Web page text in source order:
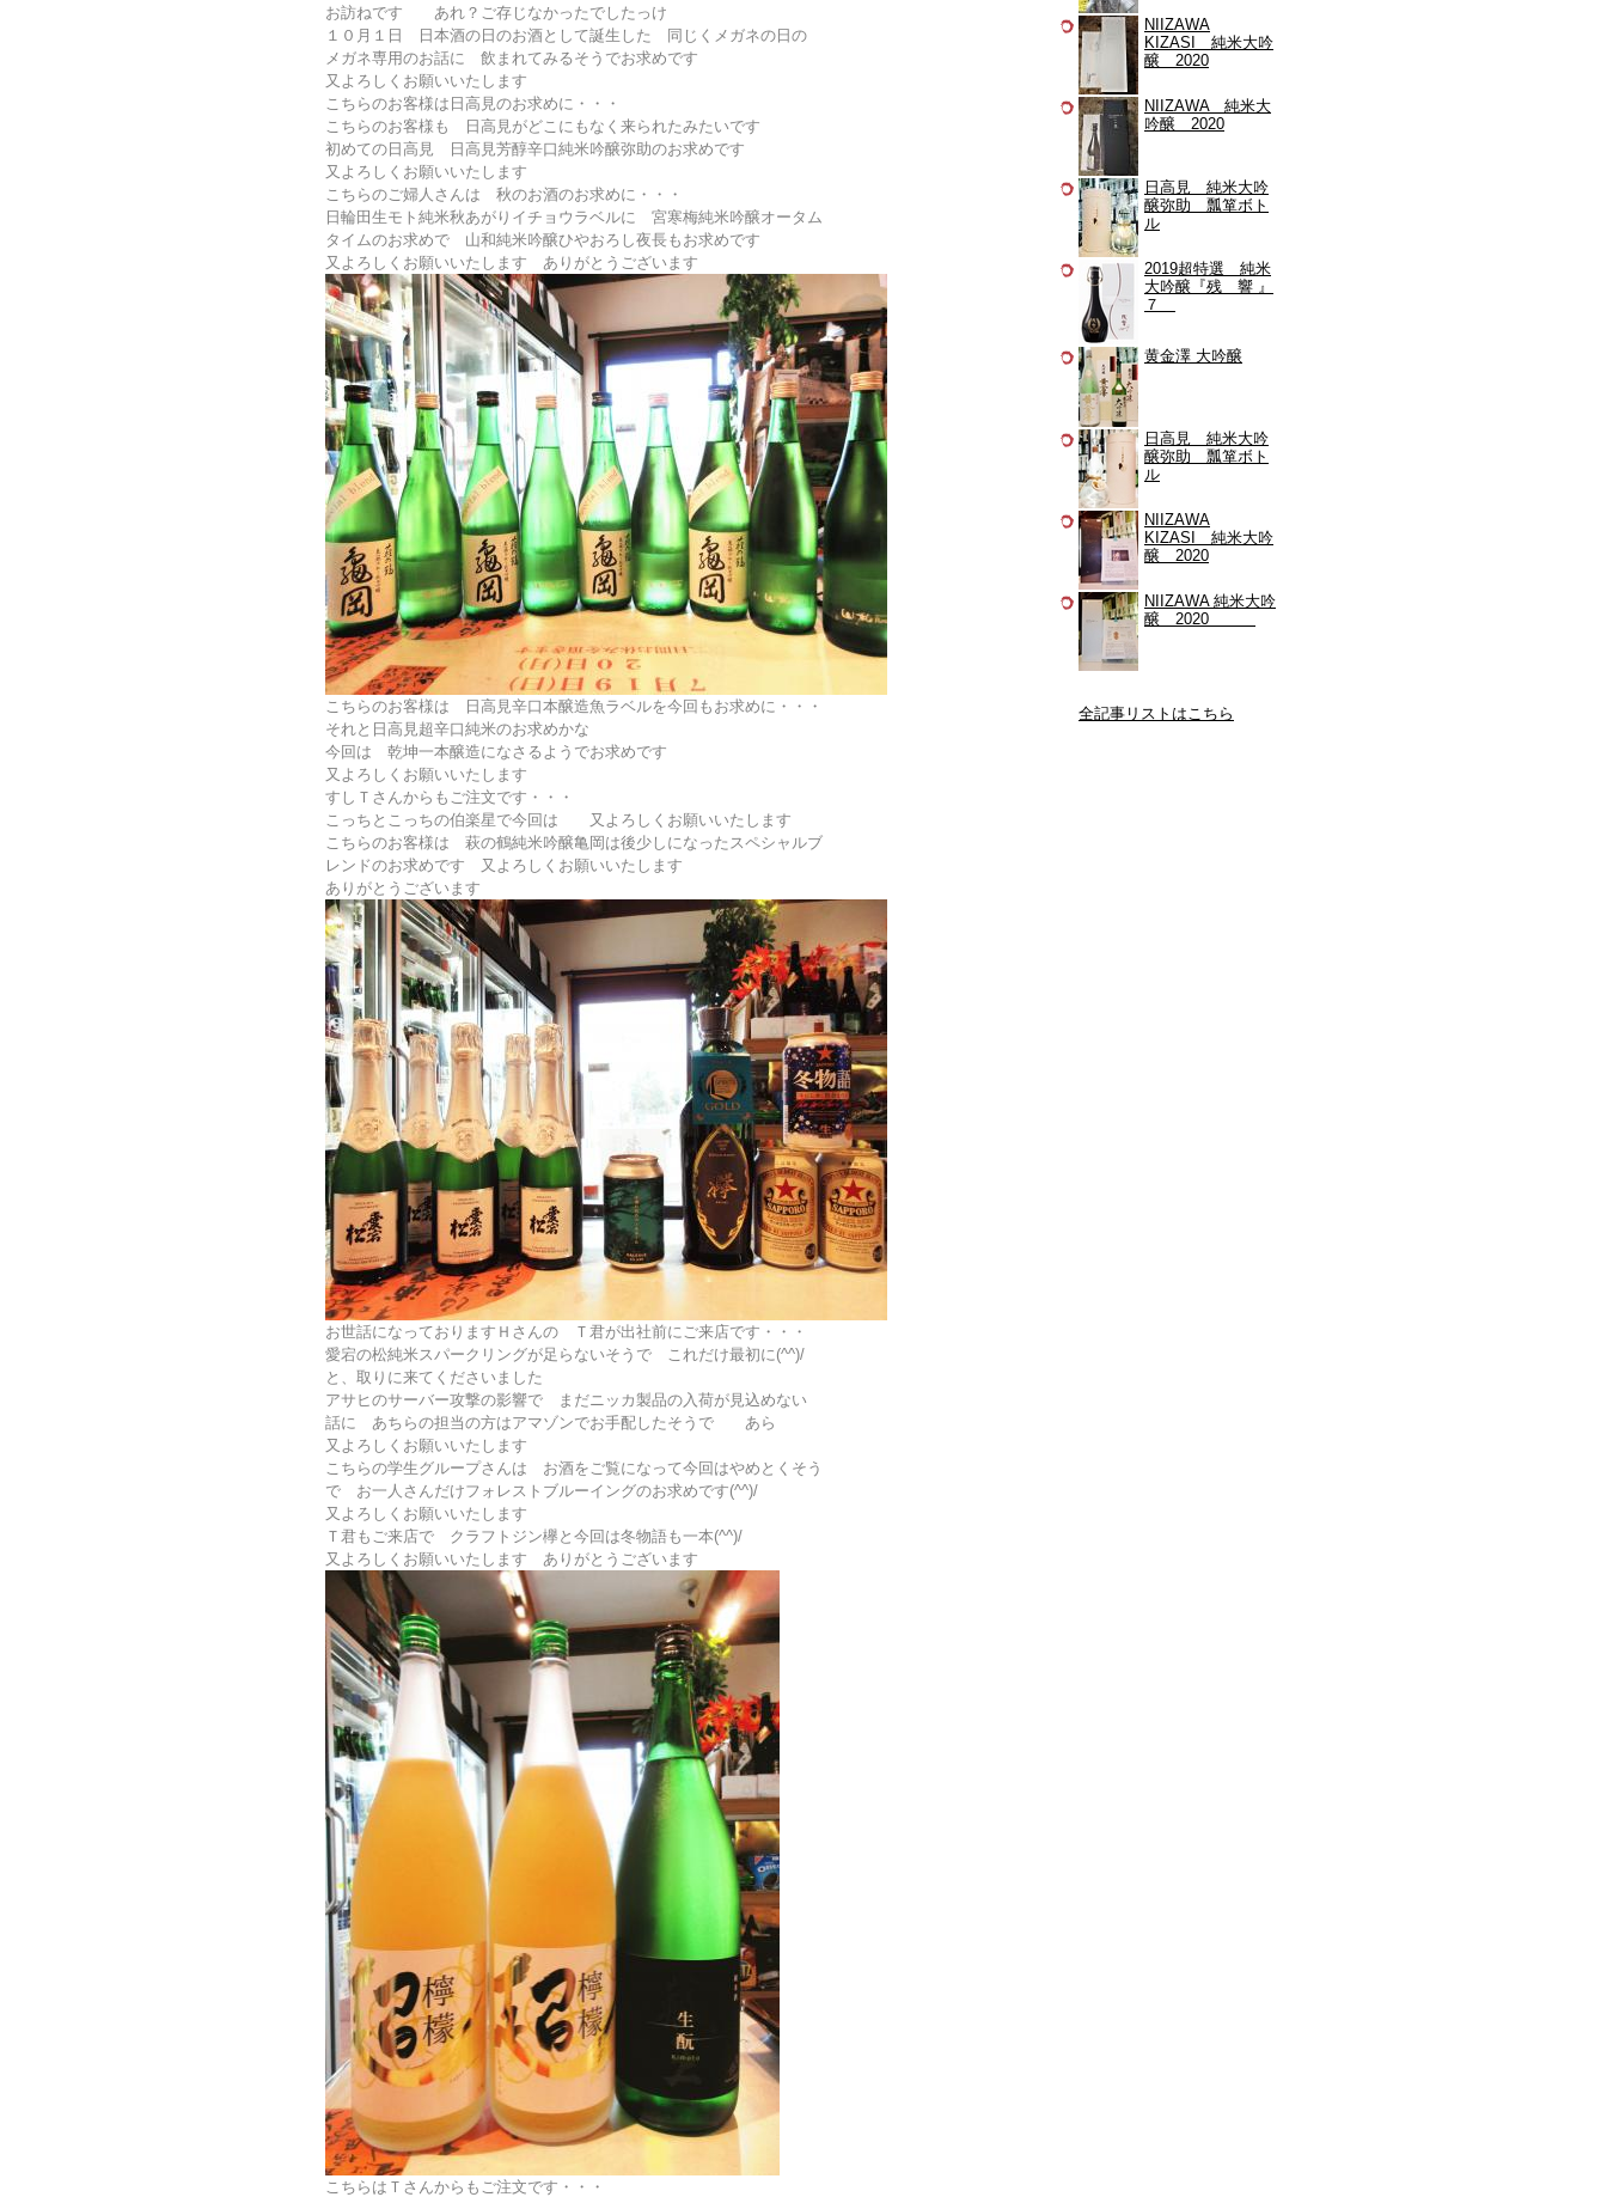
お訪ねです あれ？ご存じなかったでしたっけ
１０月１日 日本酒の日のお酒として誕生した 同じくメガネの日の
メガネ専用のお話に 飲まれてみるそうでお求めです
又よろしくお願いいたします
こちらのお客様は日高見のお求めに・・・
こちらのお客様も 日高見がどこにもなく来られたみたいです
初めての日高見 日高見芳醇辛口純米吟醸弥助のお求めです
又よろしくお願いいたします
こちらのご婦人さんは 秋のお酒のお求めに・・・
日輪田生モト純米秋あがりイチョウラベルに 宮寒梅純米吟醸オータム
タイムのお求めで 山和純米吟醸ひやおろし夜長もお求めです
又よろしくお願いいたします ありがとうございます
こちらのお客様は 日高見辛口本醸造魚ラベルを今回もお求めに・・・
それと日高見超辛口純米のお求めかな
今回は 乾坤一本醸造になさるようでお求めです
又よろしくお願いいたします
すしＴさんからもご注文です・・・
こっちとこっちの伯楽星で今回は 又よろしくお願いいたします
こちらのお客様は 萩の鶴純米吟醸亀岡は後少しになったスペシャルブ
レンドのお求めです 又よろしくお願いいたします
ありがとうございます
お世話になっておりますＨさんの Ｔ君が出社前にご来店です・・・
愛宕の松純米スパークリングが足らないそうで これだけ最初に(^^)/
と、取りに来てくださいました
アサヒのサーバー攻撃の影響で まだニッカ製品の入荷が見込めない
話に あちらの担当の方はアマゾンでお手配したそうで あら
又よろしくお願いいたします
こちらの学生グループさんは お酒をご覧になって今回はやめとくそう
で お一人さんだけフォレストブルーイングのお求めです(^^)/
又よろしくお願いいたします
Ｔ君もご来店で クラフトジン欅と今回は冬物語も一本(^^)/
又よろしくお願いいたします ありがとうございます
こちらはＴさんからもご注文です・・・
NIIZAWA
KIZASI 純米大吟
醸 2020
NIIZAWA 純米大
吟醸 2020
日高見 純米大吟
醸弥助 瓢箪ボト
ル
2019超特選 純米
大吟醸『残 響 』
７
黄金澤 大吟醸
日高見 純米大吟
醸弥助 瓢箪ボト
ル
NIIZAWA
KIZASI 純米大吟
醸 2020
NIIZAWA 純米大吟
醸 2020
全記事リストはこちら